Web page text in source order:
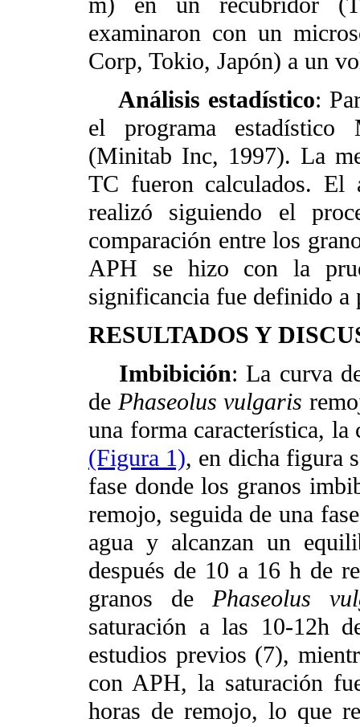
examinaron con un
Corp, Tokio, Japón) a un
Análisis estadístico:
el programa
(Minitab Inc, 1997). La
TC fueron calculados. El
realizó siguiendo el
comparación entre los
APH se hizo con la
significancia fue definido a
RESULTADOS Y
Imbibición: La curva
de Phaseolus vulgaris
una forma característica, la
(Figura 1), en dicha figura
fase donde los granos
remojo, seguida de una
agua y alcanzan un
después de 10 a 16 h de
granos de Phaseolus
saturación a las 10-12h
estudios previos (7),
con APH, la saturación
horas de remojo, lo que